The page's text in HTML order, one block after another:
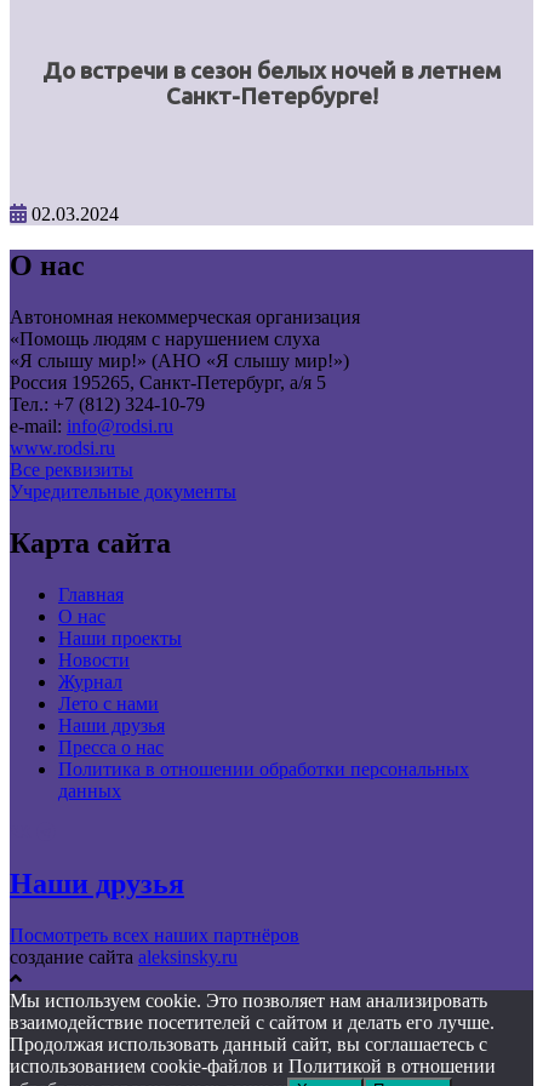
До встречи в сезон белых ночей в летнем
Санкт-Петербурге!
02.03.2024
О нас
Автономная некоммерческая организация
«Помощь людям с нарушением слуха
«Я слышу мир!» (АНО «Я слышу мир!»)
Россия 195265, Санкт-Петербург, а/я 5
Тел.: +7 (812) 324-10-79
e-mail: info@rodsi.ru
www.rodsi.ru
Все реквизиты
Учредительные документы
Карта сайта
Главная
О нас
Наши проекты
Новости
Журнал
Лето с нами
Наши друзья
Пресса о нас
Политика в отношении обработки персональных
данных
Наши друзья
Посмотреть всех наших партнёров
создание сайта aleksinsky.ru
Мы используем cookie. Это позволяет нам анализировать
взаимодействие посетителей с сайтом и делать его лучше.
Продолжая использовать данный сайт, вы соглашаетесь с
использованием cookie-файлов и Политикой в отношении